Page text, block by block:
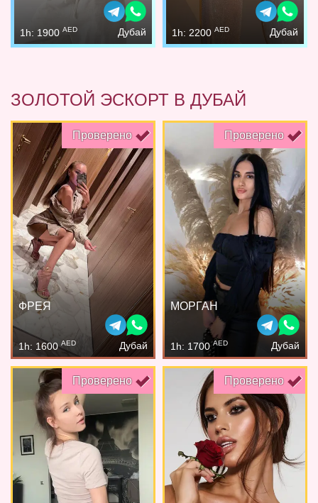
1h: 1900 AED Дубай 1h: 2200 AED Дубай
ЗОЛОТОЙ ЭСКОРТ В ДУБАЙ
Проверено
ФРЕЯ
1h: 1600AED Дубай
Проверено
МОРГАН
1h: 1700AED Дубай
Проверено Проверено